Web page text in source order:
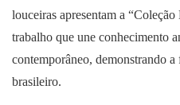
louceiras apresentam a
trabalho que une conhecimento
contemporâneo, demonstrando
brasileiro.